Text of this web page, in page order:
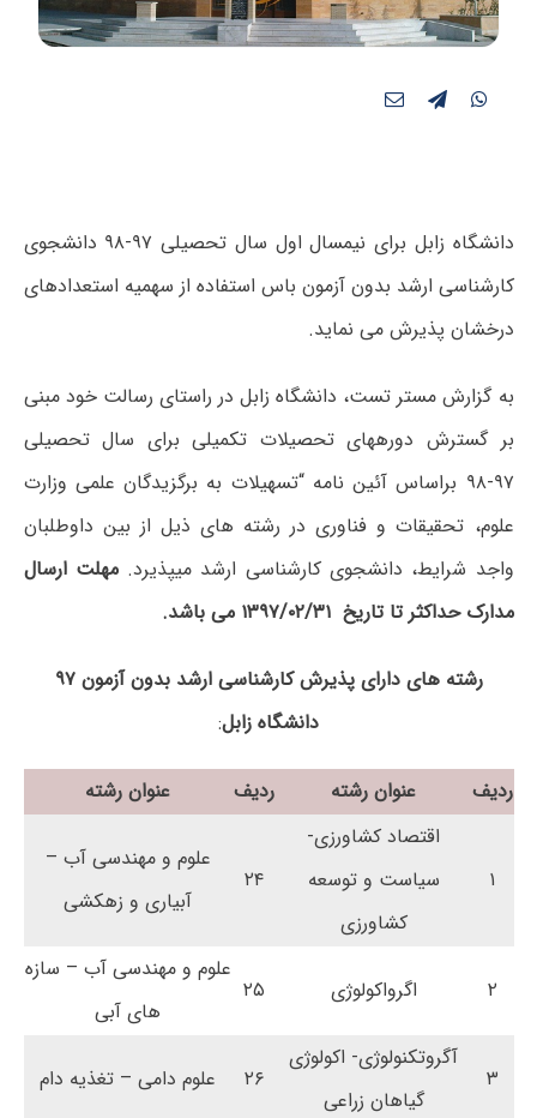
دانشگاه زابل برای نیمسال اول سال تحصیلی ۹۷-۹۸ دانشجوی
کارشناسی ارشد بدون آزمون باس استفاده از سهمیه استعدادهای
درخشان پذیرش می نماید.
به گزارش مستر تست، دانشگاه زابل در راستای رسالت خود مبنی
بر گسترش دوره­های تحصیلات تکمیلی برای سال تحصیلی
۹۷-۹۸ براساس آئین نامه “تسهیلات به برگزیدگان علمی وزارت
علوم، تحقیقات و فناوری در رشته­ های ذیل از بین داوطلبان
واجد شرایط، دانشجوی کارشناسی ارشد می­پذیرد.مهلت ارسال
مدارک حداکثر تا تاریخ ۱۳۹۷/۰۲/۳۱ می­ باشد.
رشته های دارای پذیرش کارشناسی ارشد بدون آزمون ۹۷
دانشگاه زابل:
ردیف عنوان رشته ردیف عنوان رشته
۱
اقتصاد کشاورزی-
سیاست و توسعه
کشاورزی
۲۴
علوم و مهندسی آب –
آبیاری و زهکشی
۲ اگرواکولوژی ۲۵
علوم و مهندسی آب – سازه
­های آبی
۳
آگروتکنولوژی- اکولوژی
گیاهان زراعی
۲۶ علوم دامی – تغذیه دام